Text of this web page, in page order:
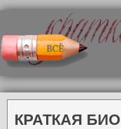
КРАТКАЯ